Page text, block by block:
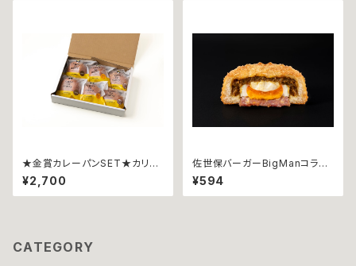
★金賞カレーパンSET★カリッ
トカリー ~６個詰合せ~ 【じゃ
こ天ｘ２個、瀬戸内レモン香るチ
ーズｘ２個、甘とろ豚ｘ２個】
¥2,700
佐世保バーガーBigManコラボ
★ カリットカリー ~ベーコンエ
ッグチーズ~
¥594
CATEGORY